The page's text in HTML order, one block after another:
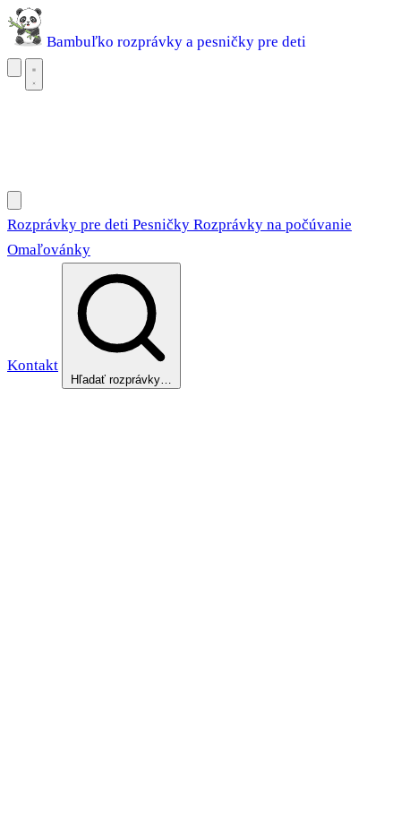
Bambuľko rozprávky a pesničky pre deti
Rozprávky pre deti Pesničky Rozprávky na počúvanie
Omaľovánky
Kontakt
Hľadať rozprávky…